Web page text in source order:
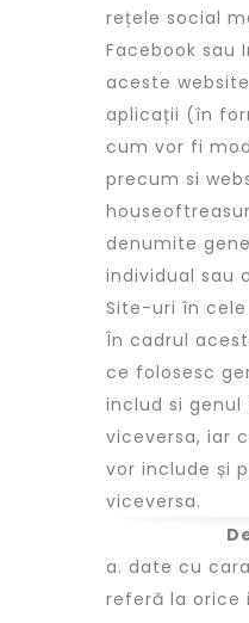
rețele social
Facebook sau
aceste
aplicații (în
cum vor fi
precum si
denumite
individual sau
Site-uri în
În cadrul
ce folosesc
includ si genul
viceversa, iar
vor include și
viceversa.
a. date cu
referă la orice